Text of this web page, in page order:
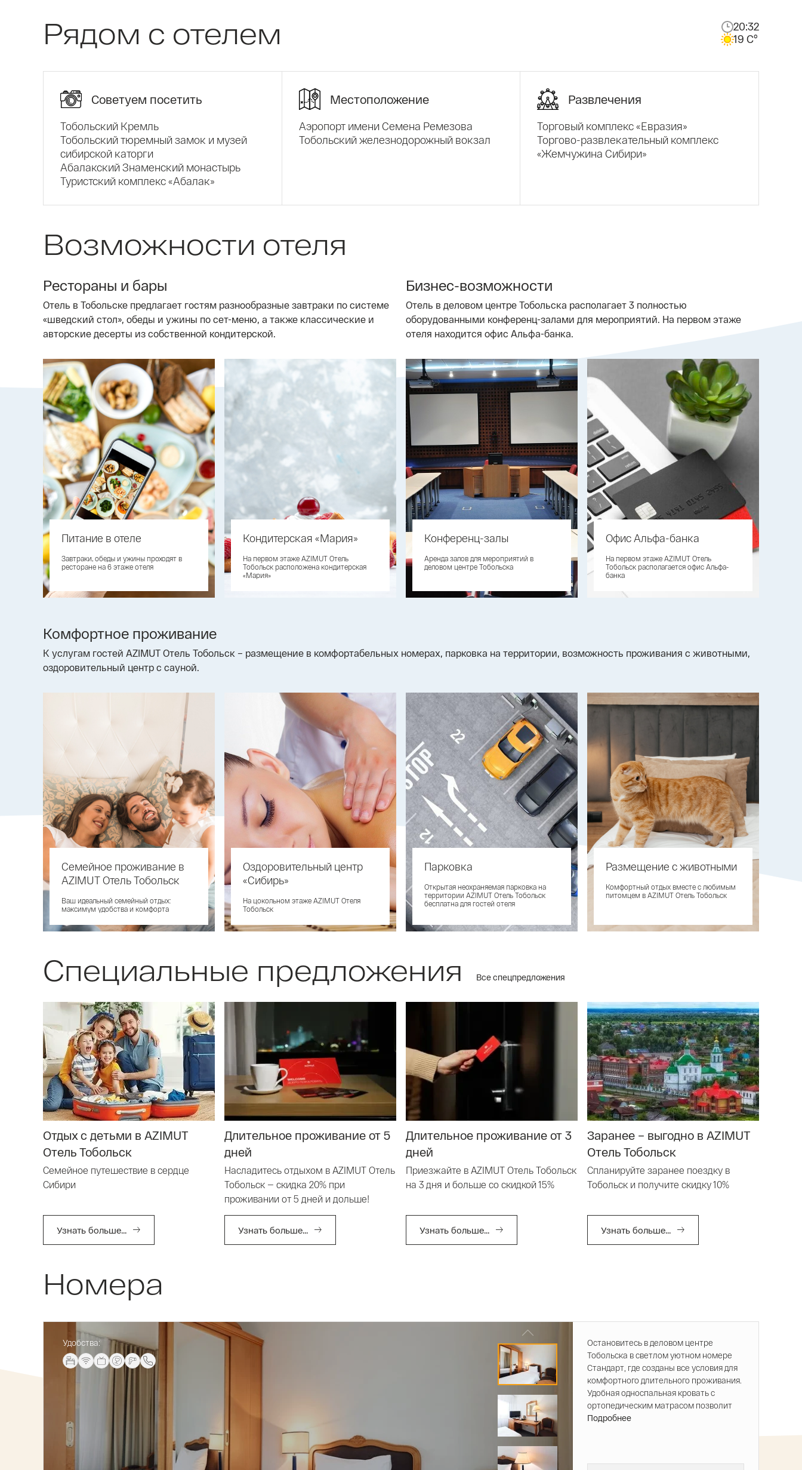
Рядом с отелем
20:32
19 C°
Советуем посетить
Тобольский Кремль
Тобольский тюремный замок и музей
сибирской каторги
Абалакский Знаменский монастырь
Туристский комплекс «Абалак»
Местоположение
Аэропорт имени Семена Ремезова
Тобольский железнодорожный вокзал
Развлечения
Торговый комплекс «Евразия»
Торгово-развлекательный комплекс
«Жемчужина Сибири»
Возможности отеля
Рестораны и бары
Отель в Тобольске предлагает гостям разнообразные завтраки по системе
«шведский стол», обеды и ужины по сет-меню, а также классические и
авторские десерты из собственной кондитерской.
Питание в отеле
Завтраки, обеды и ужины проходят в
ресторане на 6 этаже отеля
Кондитерская «Мария»
На первом этаже AZIMUT Отель
Тобольск расположена кондитерская
«Мария»
Бизнес-возможности
Отель в деловом центре Тобольска располагает 3 полностью
оборудованными конференц-залами для мероприятий. На первом этаже
отеля находится офис Альфа-банка.
Конференц-залы
Аренда залов для мероприятий в
деловом центре Тобольска
Офис Альфа-банка
На первом этаже AZIMUT Отель
Тобольск располагается офис Альфа-
банка
Комфортное проживание
К услугам гостей AZIMUT Отель Тобольск – размещение в комфортабельных номерах, парковка на территории, возможность проживания с животными,
оздоровительный центр с сауной.
Семейное проживание в
AZIMUT Отель Тобольск
Ваш идеальный семейный отдых:
максимум удобства и комфорта
Оздоровительный центр
«Сибирь»
На цокольном этаже AZIMUT Отеля
Тобольск
Парковка
Открытая неохраняемая парковка на
территории AZIMUT Отель Тобольск
бесплатна для гостей отеля
Размещение с животными
Комфортный отдых вместе с любимым
питомцем в AZIMUT Отель Тобольск
Специальные предложения Все спецпредложения
Отдых с детьми в AZIMUT
Отель Тобольск
Семейное путешествие в сердце
Сибири
Узнать больше...
Длительное проживание от 5
дней
Насладитесь отдыхом в AZIMUT Отель
Тобольск — скидка 20% при
проживании от 5 дней и дольше!
Узнать больше...
Длительное проживание от 3
дней
Приезжайте в AZIMUT Отель Тобольск
на 3 дня и больше со скидкой 15%
Узнать больше...
Заранее – выгодно в AZIMUT
Отель Тобольск
Спланируйте заранее поездку в
Тобольск и получите скидку 10%
Узнать больше...
Номера
Удобства:
Остановитесь в деловом центре
Тобольска в светлом уютном номере
Стандарт, где созданы все условия для
комфортного длительного проживания.
Удобная односпальная кровать с
ортопедическим матрасом позволит
отлично выспаться после насыщенного
Подробнее